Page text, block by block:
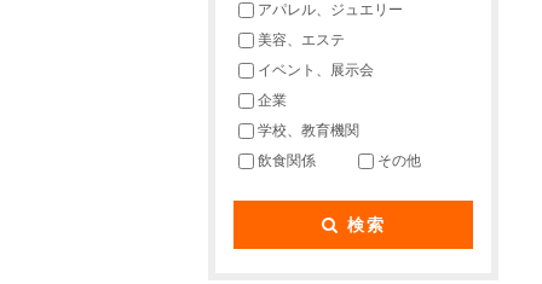
アパレル、ジュエリー
美容、エステ
イベント、展示会
企業
学校、教育機関
飲食関係
その他
検索